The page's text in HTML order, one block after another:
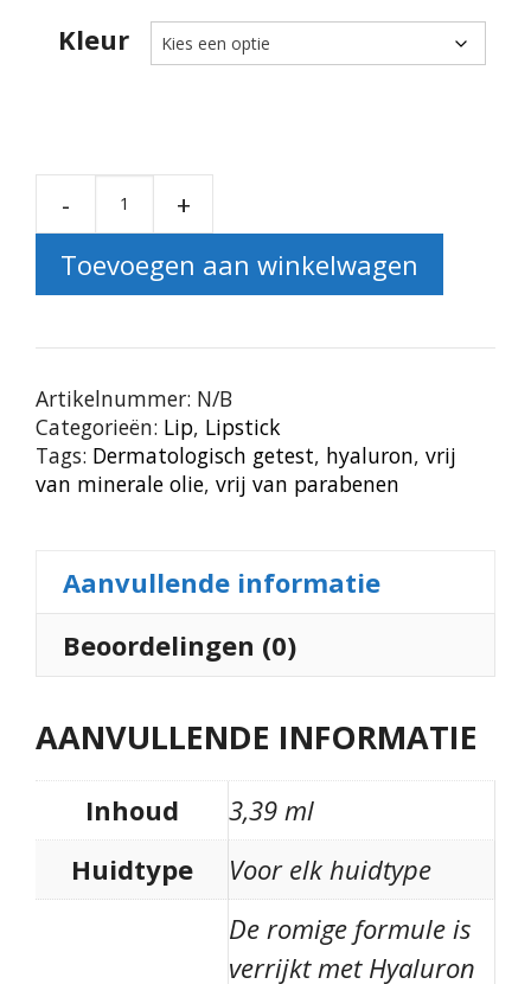
Kleur
-
+
Toevoegen aan winkelwagen
Artikelnummer: N/B
Categorieën: Lip, Lipstick
Tags: Dermatologisch getest, hyaluron, vrij
van minerale olie, vrij van parabenen
Aanvullende informatie
Beoordelingen (0)
AANVULLENDE INFORMATIE
Inhoud
3,39 ml
Huidtype
Voor elk huidtype
De romige formule is
verrijkt met Hyaluron